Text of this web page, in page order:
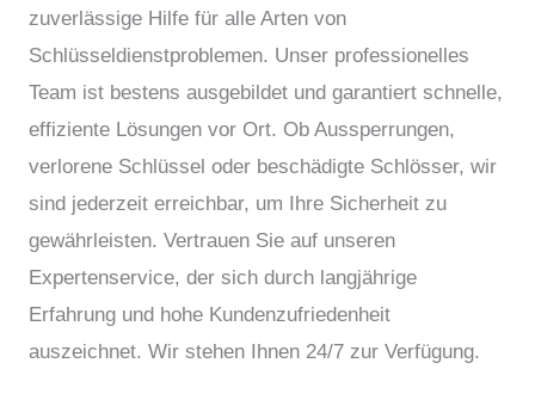
zuverlässige Hilfe für alle Arten von
Schlüsseldienstproblemen. Unser professionelles
Team ist bestens ausgebildet und garantiert schnelle,
effiziente Lösungen vor Ort. Ob Aussperrungen,
verlorene Schlüssel oder beschädigte Schlösser, wir
sind jederzeit erreichbar, um Ihre Sicherheit zu
gewährleisten. Vertrauen Sie auf unseren
Expertenservice, der sich durch langjährige
Erfahrung und hohe Kundenzufriedenheit
auszeichnet. Wir stehen Ihnen 24/7 zur Verfügung.